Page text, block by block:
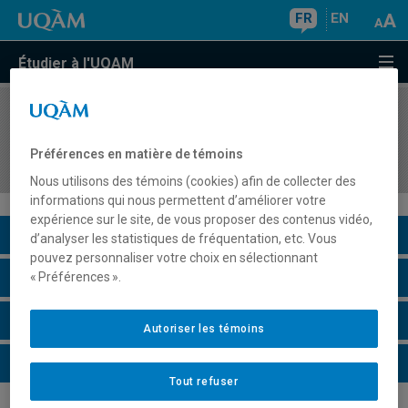
FR EN
Étudier à l'UQAM
COURS//
recherche en études féministes
Description du cours
Horaire - Été 2026
Horaire - Automne 2026
Horaire - Hiver 2027
Préférences en matière de témoins
Nous utilisons des témoins (cookies) afin de collecter des
informations qui nous permettent d’améliorer votre
expérience sur le site, de vous proposer des contenus vidéo,
d’analyser les statistiques de fréquentation, etc. Vous
pouvez personnaliser votre choix en sélectionnant
« Préférences ».
Tout refuser
Autoriser les témoins